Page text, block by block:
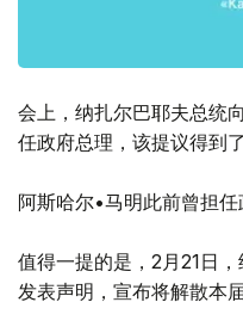
会上，纳扎尔巴耶夫总统
任政府总理，该提议得到
阿斯哈尔•马明此前曾担任
值得一提的是，2月21日
发表声明，宣布将解散本届